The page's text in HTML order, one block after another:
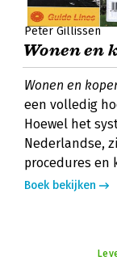
Peter Gillissen
Wonen en
Wonen en
een volledig
Hoewel het
Nederlandse,
procedures en
Boek bekijken